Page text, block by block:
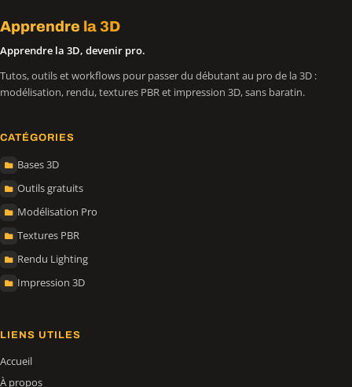
Apprendre la 3D
Apprendre la 3D, devenir pro.
Tutos, outils et workflows pour passer du débutant au pro de la 3D :
modélisation, rendu, textures PBR et impression 3D, sans baratin.
CATÉGORIES
Bases 3D
Outils gratuits
Modélisation Pro
Textures PBR
Rendu Lighting
Impression 3D
LIENS UTILES
Accueil
À propos